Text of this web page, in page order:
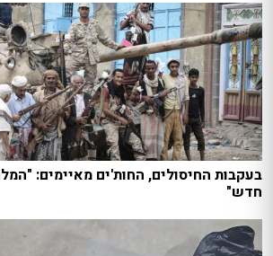
בעקבות החיסולים, החות'ים מאיימים:
חדש"